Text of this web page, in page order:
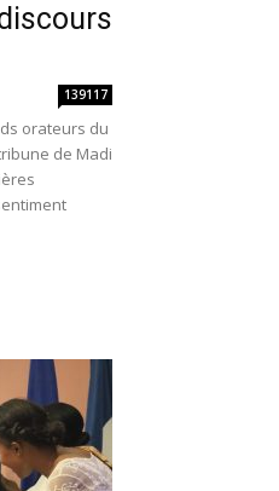
139117
orateurs du
de Madi